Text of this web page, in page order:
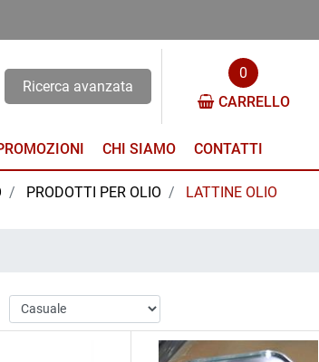
Ricerca avanzata
0
CARRELLO
CHI SIAMO CONTATTI
PRODOTTI PER OLIO LATTINE OLIO